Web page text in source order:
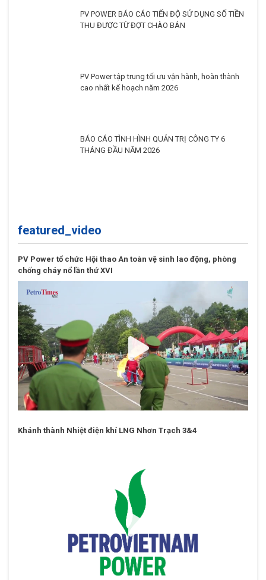
PV Power tổ chức Hội thao An toàn vệ sinh lao động, phòng
chống cháy nổ lần thứ XVI
TỔNG CÔNG TY ĐIỆN LỰC DẦU KHÍ VIỆT NAM - CTCP